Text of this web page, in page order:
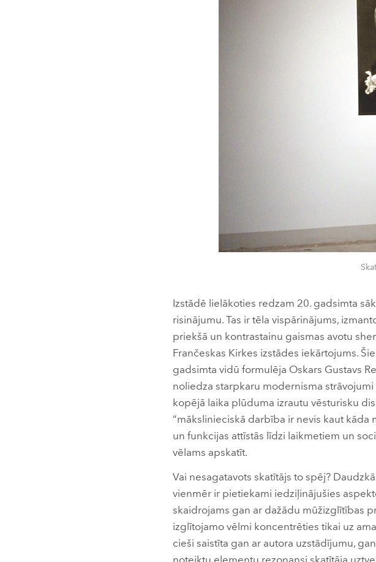
Izstādē lielākoties redzam 20. gadsimta
risinājumu. Tas ir tēla vispārinājums,
priekšā un kontrastainu gaismas avotu
Frančeskas Kirkes izstādes iekārtojums.
gadsimta vidū formulēja Oskars Gustavs
noliedza starpkaru modernisma
kopējā laika plūduma izrautu vēsturisku
“mākslinieciskā darbība ir nevis kaut
un funkcijas attīstās līdzi laikmetiem un
vēlams apskatīt.
Vai nesagatavots skatītājs to spēj?
vienmēr ir pietiekami iedziļinājušies
skaidrojams gan ar dažādu mūžizglītības
izglītojamo vēlmi koncentrēties tikai uz
cieši saistīta gan ar autora uzstādījumu,